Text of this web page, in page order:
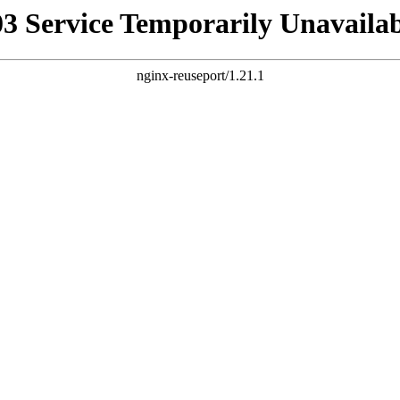
Service Temporarily
nginx-reuseport/1.21.1